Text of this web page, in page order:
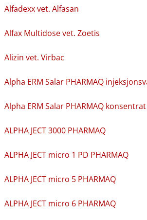
Alfadexx vet. Alfasan
Alfax Multidose vet. Zoetis
Alizin vet. Virbac
Alpha ERM Salar PHARMAQ
Alpha ERM Salar PHARMAQ
ALPHA JECT 3000 PHARMAQ
ALPHA JECT micro 1 PD PHARMAQ
ALPHA JECT micro 5 PHARMAQ
ALPHA JECT micro 6 PHARMAQ